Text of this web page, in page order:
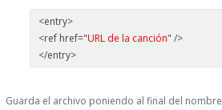
<entry>
<ref href="URL de la canción" />
</entry>
Guarda el archivo poniendo al final del nombre